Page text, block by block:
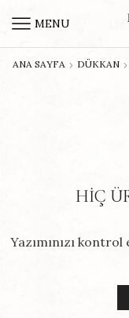
MENU
ANA SAYFA DÜKKAN
HIÇ
Yazımınızı